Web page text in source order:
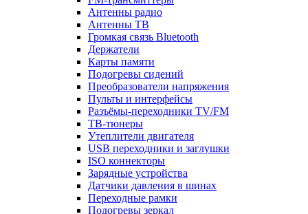
Антенны радио
Антенны ТВ
Громкая связь Bluetooth
Держатели
Карты памяти
Подогревы сидений
Преобразователи напряжения
Пульты и интерфейсы
Разъёмы-переходники TV/FM
ТВ-тюнеры
Утеплители двигателя
USB переходники и заглушки
ISO коннекторы
Зарядные устройства
Датчики давления в шинах
Переходные рамки
Подогревы зеркал